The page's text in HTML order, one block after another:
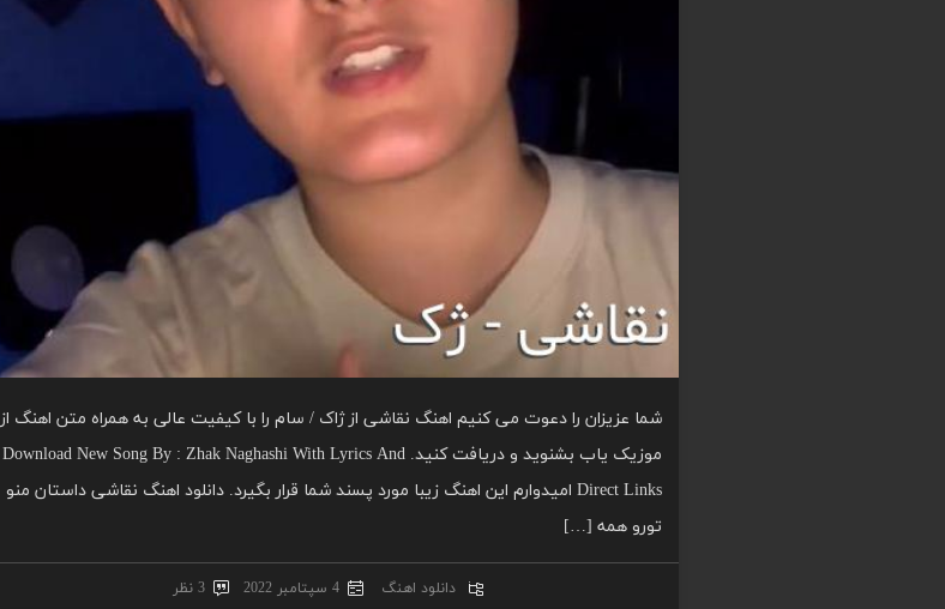
شما عزیزان را دعوت می کنیم اهنگ نقاشی از ژاک / سام را با کیفیت عالی به همراه متن اهنگ از
موزیک یاب بشنوید و دریافت کنید. Download New Song By : Zhak Naghashi With Lyrics And
Direct Links امیدوارم این اهنگ زیبا مورد پسند شما قرار بگیرد. دانلود اهنگ نقاشی داستان منو
تورو همه […]
دانلود اهنگ 4 سپتامبر 2022 3 نظر